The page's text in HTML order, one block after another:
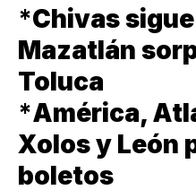
*Chivas
Mazatlán
Toluca
*América,
Xolos y León
boletos